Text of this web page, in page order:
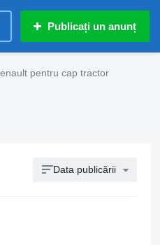
Publicați un anunț
pentru cap tractor
Data publicării